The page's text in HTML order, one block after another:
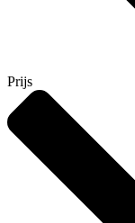
Prijs